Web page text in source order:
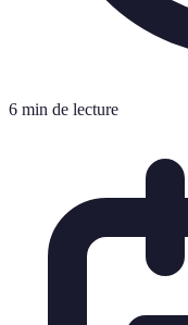
6 min de lecture